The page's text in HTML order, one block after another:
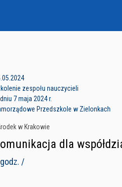
zespołu nauczycieli
7 maja 2024 r.
Przedszkole w Zielonkach
w Krakowie
dla
/